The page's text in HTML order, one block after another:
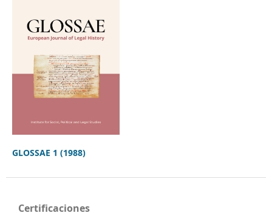
GLOSSAE 1 (1988)
Certificaciones